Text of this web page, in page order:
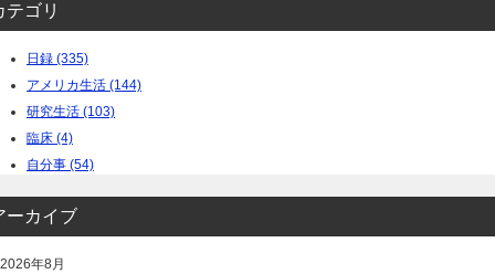
テゴリ
日録 (335)
アメリカ生活 (144)
研究生活 (103)
臨床 (4)
自分事 (54)
ーカイブ
2026年8月